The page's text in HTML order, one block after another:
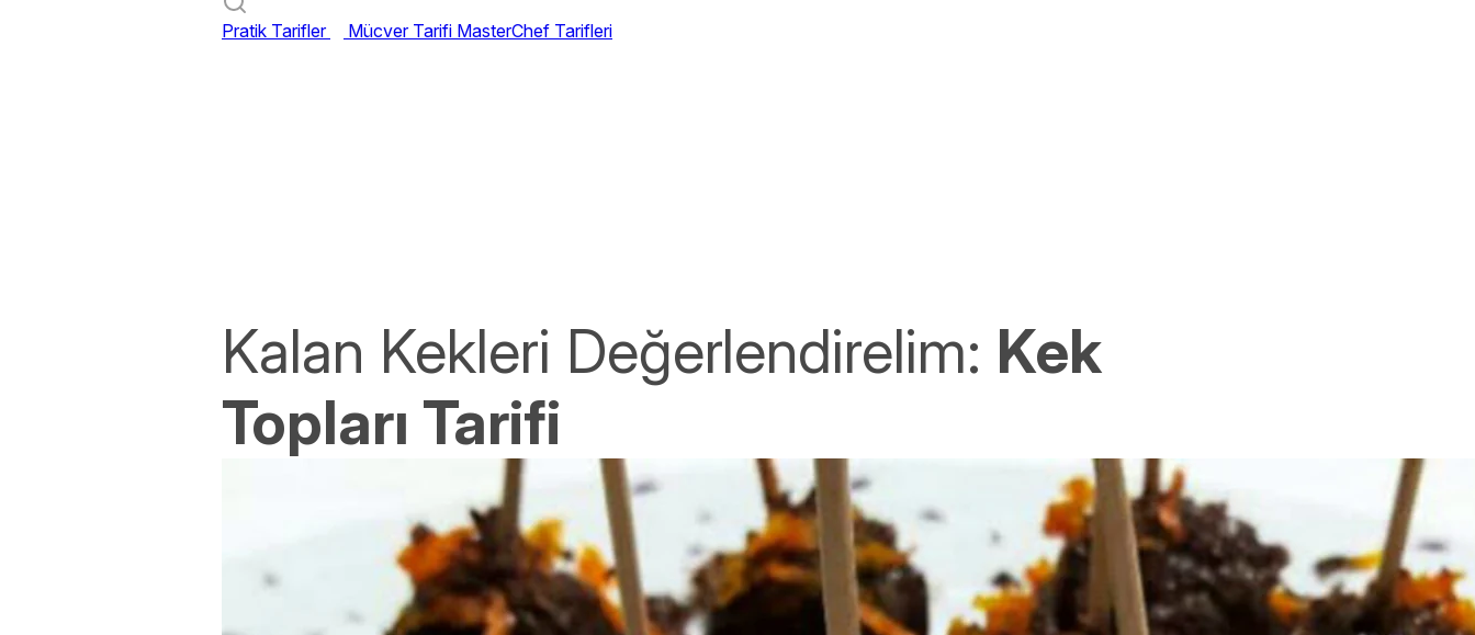
Pratik Tarifler Mücver Tarifi MasterChef Tarifleri
Kalan Kekleri Değerlendirelim: Kek
Topları Tarifi